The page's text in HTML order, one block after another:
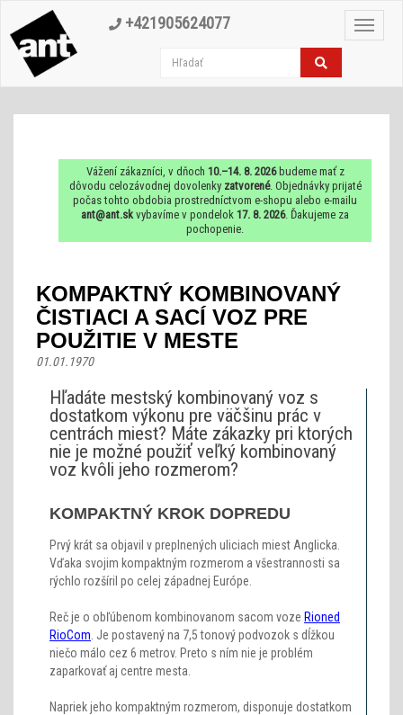
Toggle
+421905624077
Vážení zákazníci, v dňoch 10.–14. 8. 2026budeme mať z
dôvodu celozávodnej dovolenkyzatvorené. Objednávky prijaté
počas tohto obdobia prostredníctvom e-shopu alebo e-mailu
ant@ant.skvybavíme v pondelok 17. 8. 2026. Ďakujeme za
pochopenie.
KOMPAKTNÝ KOMBINOVANÝ
ČISTIACI A SACÍ VOZ PRE
POUŽITIE V MESTE
01.01.1970
Hľadáte mestský kombinovaný voz s
dostatkom výkonu pre väčšinu prác v
centrách miest? Máte zákazky pri ktorých
nie je možné použiť veľký kombinovaný
voz kvôli jeho rozmerom?
KOMPAKTNÝ KROK DOPREDU
Prvý krát sa objavil v preplnených uliciach miest Anglicka.
Vďaka svojim kompaktným rozmerom a všestrannosti sa
rýchlo rozšíril po celej západnej Európe.
Reč je o obľúbenom kombinovanom sacom voze Rioned
RioCom . Je postavený na 7,5 tonový podvozok s dĺžkou
niečo málo cez 6 metrov. Preto s ním nie je problém
zaparkovať aj centre mesta.
Napriek jeho kompaktným rozmerom, disponuje dostatkom